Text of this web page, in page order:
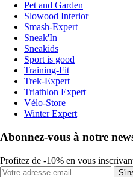
Pet and Garden
Slowood Interior
Smash-Expert
Sneak'In
Sneakids
Sport is good
Training-Fit
Trek-Expert
Triathlon Expert
Vélo-Store
Winter Expert
Abonnez-vous à notre
Profitez de -10% en vous